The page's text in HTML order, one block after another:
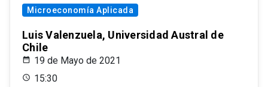
Microeconomía Aplicada
Luis Valenzuela, Universidad Austral de
Chile
19 de Mayo de 2021
15:30